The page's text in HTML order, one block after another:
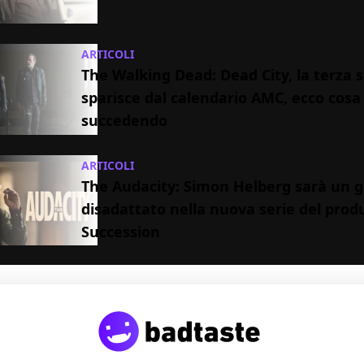
ARTICOLI
The Walking Dead: Dead City, la terza
sparisce dal calendario AMC, ecco cosa
succedendo
ARTICOLI
The Audacity: Simon Helberg sarà un
disadattato nella nuova serie del
Succession